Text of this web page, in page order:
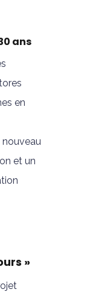
ans
en
nouveau
et un
»